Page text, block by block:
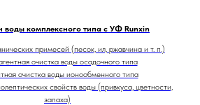
воды комплексного типа с УФ Runxin
примесей (песок, ил, ржавчина и т. п.)
очистка воды осадочного типа
очистка воды ионообменного типа
свойств воды (привкуса, цветности,
запаха)